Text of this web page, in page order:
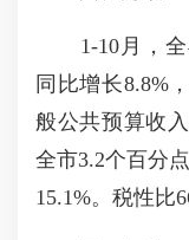
1-10月，全
同比增长8.8%
般公共预算收
全市3.2个百分
15.1%。税性比